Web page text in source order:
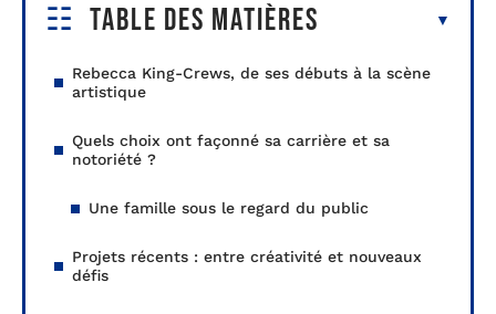
Table des matières
Rebecca King-Crews, de ses débuts à la scène
artistique
Quels choix ont façonné sa carrière et sa
notoriété ?
Une famille sous le regard du public
Projets récents : entre créativité et nouveaux
défis